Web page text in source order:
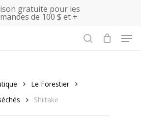
gratuite pour les
de 100 $ et +
Le Forestier
Shiitake